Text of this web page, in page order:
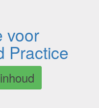
voor
Practice